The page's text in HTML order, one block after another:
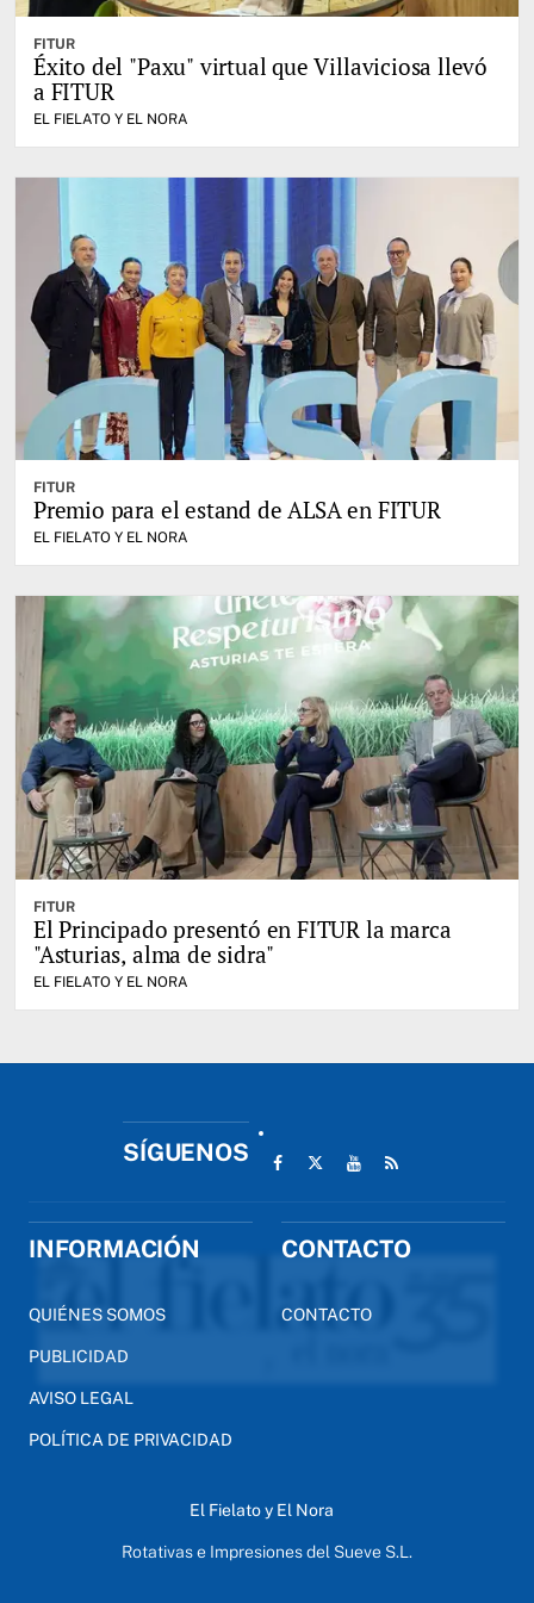
FITUR
Éxito del "Paxu" virtual que Villaviciosa llevó
a FITUR
EL FIELATO Y EL NORA
FITUR
Premio para el estand de ALSA en FITUR
EL FIELATO Y EL NORA
FITUR
El Principado presentó en FITUR la marca
"Asturias, alma de sidra"
EL FIELATO Y EL NORA
SÍGUENOS
INFORMACIÓN
QUIÉNES SOMOS
PUBLICIDAD
AVISO LEGAL
POLÍTICA DE PRIVACIDAD
CONTACTO
CONTACTO
El Fielato y El Nora
Rotativas e Impresiones del Sueve S.L.